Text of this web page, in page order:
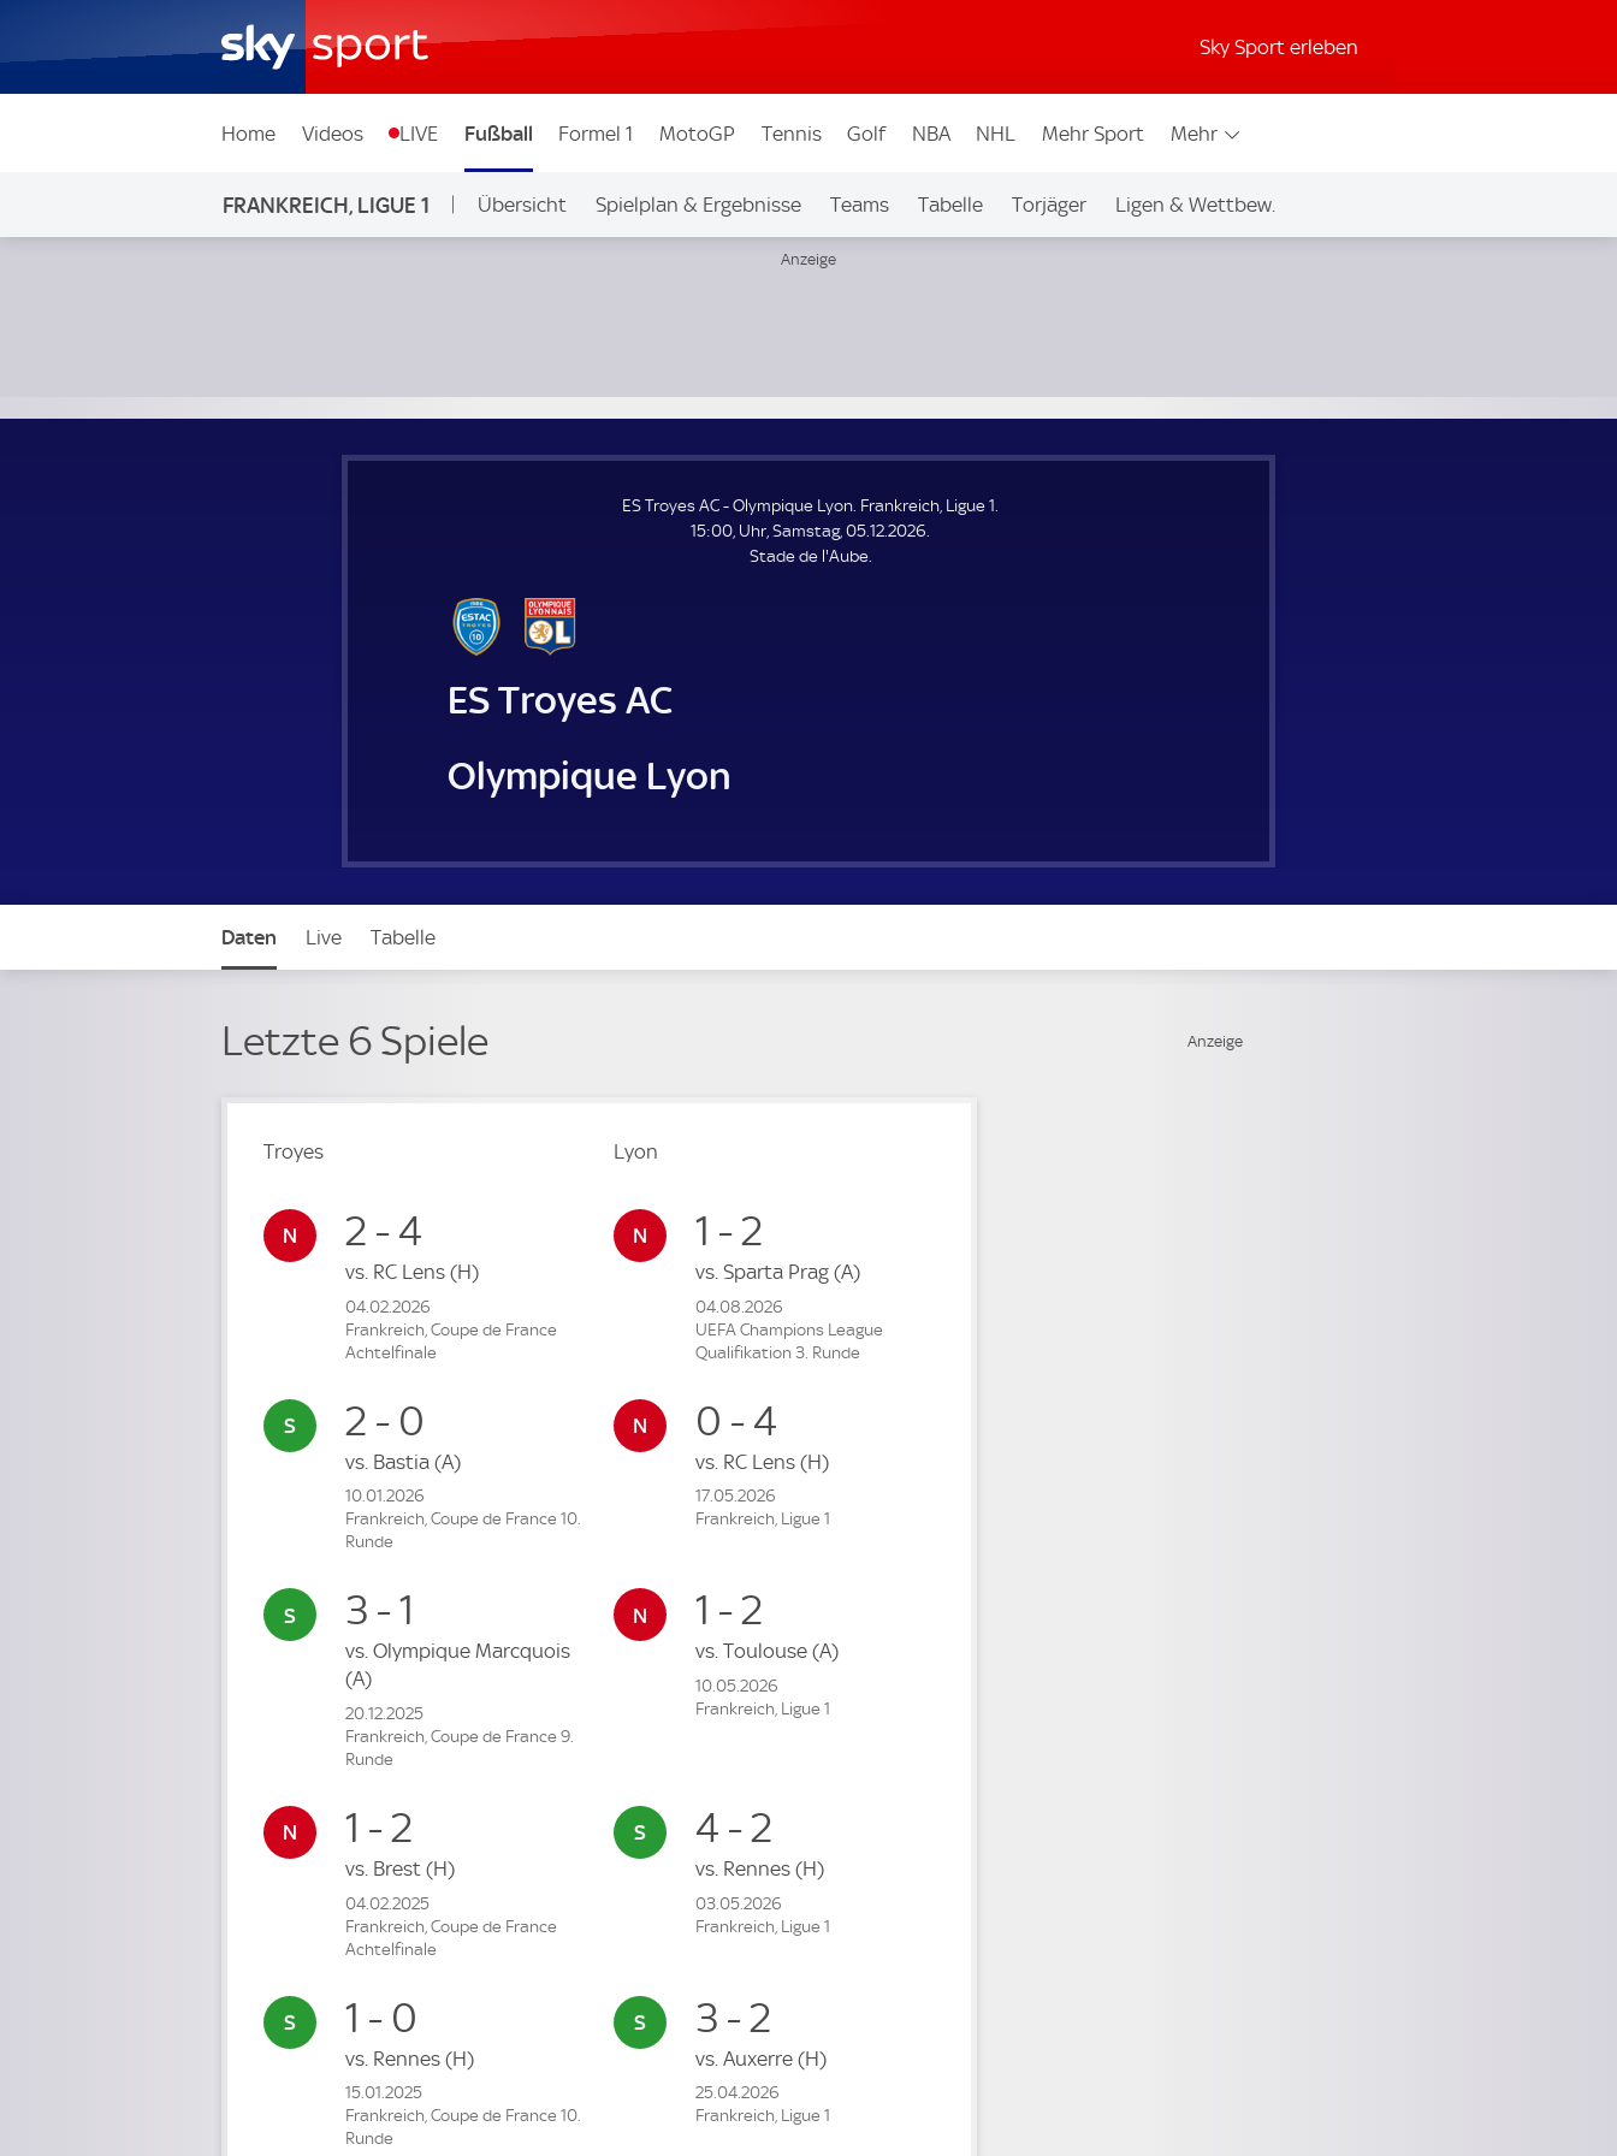
Sky Sport erleben
Home Videos LIVE Fußball Formel 1 MotoGP Tennis Golf NBA NHL Mehr Sport Mehr
FRANKREICH, LIGUE 1 Übersicht Spielplan & Ergebnisse Teams Tabelle Torjäger Ligen & Wettbew.
ES Troyes AC - Olympique Lyon. Frankreich, Ligue 1.
15:00, Uhr, Samstag, 05.12.2026.
Stade de l'Aube.
ES Troyes AC
Olympique Lyon
Daten Live Tabelle
Letzte 6 Spiele
Troyes
2 - 4
vs. RC Lens (H)
04.02.2026
Frankreich, Coupe de France
Achtelfinale
2 - 0
vs. Bastia (A)
10.01.2026
Frankreich, Coupe de France 10.
Runde
3 - 1
vs. Olympique Marcquois
(A)
20.12.2025
Frankreich, Coupe de France 9.
Runde
1 - 2
vs. Brest (H)
04.02.2025
Frankreich, Coupe de France
Achtelfinale
1 - 0
vs. Rennes (H)
15.01.2025
Frankreich, Coupe de France 10.
Runde
Lyon
1 - 2
vs. Sparta Prag (A)
04.08.2026
UEFA Champions League
Qualifikation 3. Runde
0 - 4
vs. RC Lens (H)
17.05.2026
Frankreich, Ligue 1
1 - 2
vs. Toulouse (A)
10.05.2026
Frankreich, Ligue 1
4 - 2
vs. Rennes (H)
03.05.2026
Frankreich, Ligue 1
3 - 2
vs. Auxerre (H)
25.04.2026
Frankreich, Ligue 1